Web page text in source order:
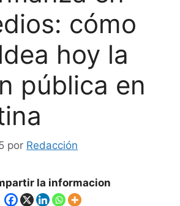
cómo
hoy la
pública en
por Redacción
la informacion